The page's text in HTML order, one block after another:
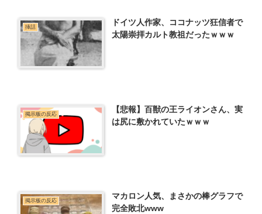
挿話
ドイツ人作家、ココナッツ狂信者で
太陽崇拝カルト教祖だったｗｗｗ
掲示板の反応
【悲報】百獣の王ライオンさん、実
は尻に敷かれていたｗｗｗ
掲示板の反応
マカロン人気、まさかの棒グラフで
完全敗北www